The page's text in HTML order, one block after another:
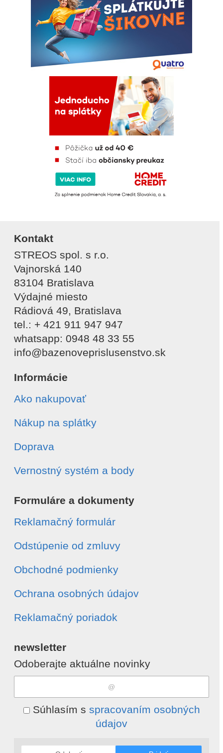
Kontakt
STREOS spol. s r.o.
Vajnorská 140
83104 Bratislava
Výdajné miesto
Rádiová 49, Bratislava
tel.: + 421 911 947 947
whatsapp: 0948 48 33 55
info@bazenoveprislusenstvo.sk
Informácie
Ako nakupovať
Nákup na splátky
Doprava
Vernostný systém a body
Formuláre a dokumenty
Reklamačný formulár
Odstúpenie od zmluvy
Obchodné podmienky
Ochrana osobných údajov
Reklamačný poriadok
newsletter
Odoberajte aktuálne novinky
Súhlasím s spracovaním osobných
údajov